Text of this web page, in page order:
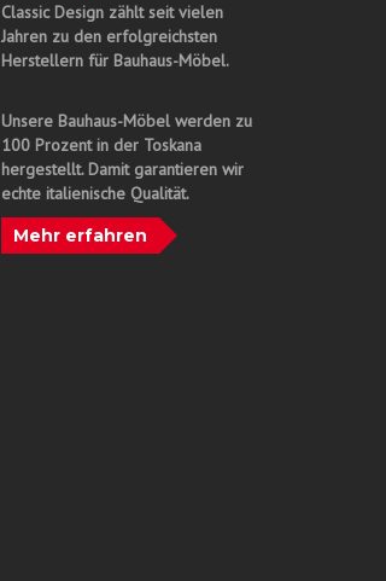
Classic Design zählt seit vielen
Jahren zu den erfolgreichsten
Herstellern für Bauhaus-Möbel.
Unsere Bauhaus-Möbel werden zu
100 Prozent in der Toskana
hergestellt. Damit garantieren wir
echte italienische Qualität.
Mehr erfahren